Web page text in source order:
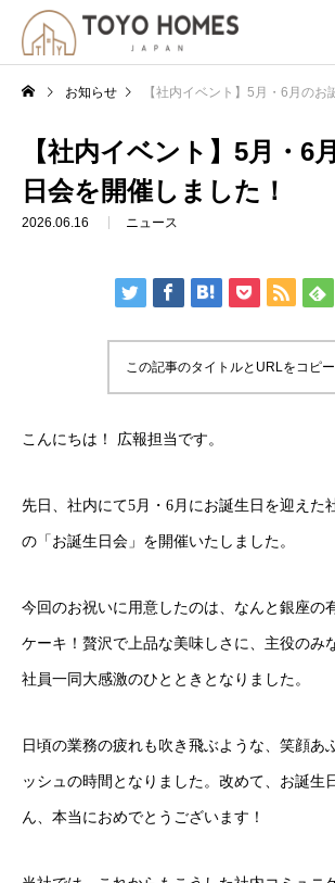
お知らせ 【社内イベント】5月・6月のお誕生
【社内イベント】5月・6
日会を開催しました！
2026.06.16 ニュース
この記事のタイトルとURLをコピ
こんにちは！ 広報担当です。
先日、社内にて5月・6月にお誕生日を迎えた
の「お誕生日会」を開催いたしました。
今回のお祝いに用意したのは、なんと銀座の
ケーキ！贅沢で上品な美味しさに、主役のみ
社員一同大感激のひとときとなりました。
日頃の業務の疲れも吹き飛ぶような、笑顔あ
ッシュの時間となりました。改めて、お誕生
ん、本当におめでとうございます！